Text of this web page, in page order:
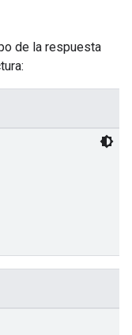
de la respuesta